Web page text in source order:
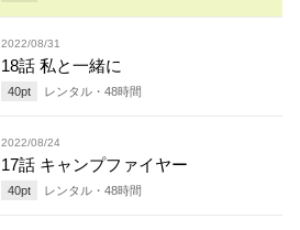
2022/08/31
18話 私と一緒に
40pt レンタル・ 48時間
2022/08/24
17話 キャンプファイヤー
40pt レンタル・ 48時間